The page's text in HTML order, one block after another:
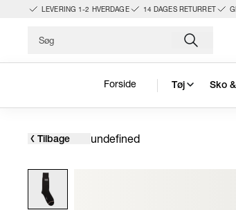
LEVERING 1-2 HVERDAGE 14 DAGES RETURRET
Forside Tøj Sko
Tilbage undefined